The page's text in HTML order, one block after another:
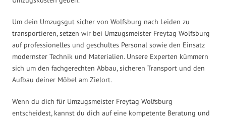
Um dein Umzugsgut sicher von Wolfsburg nach Leiden zu
transportieren, setzen wir bei Umzugsmeister Freytag Wolfsburg
auf professionelles und geschultes Personal sowie den Einsatz
modernster Technik und Materialien. Unsere Experten kümmern
sich um den fachgerechten Abbau, sicheren Transport und den
Aufbau deiner Möbel am Zielort.
Wenn du dich für Umzugsmeister Freytag Wolfsburg
entscheidest, kannst du dich auf eine kompetente Beratung und